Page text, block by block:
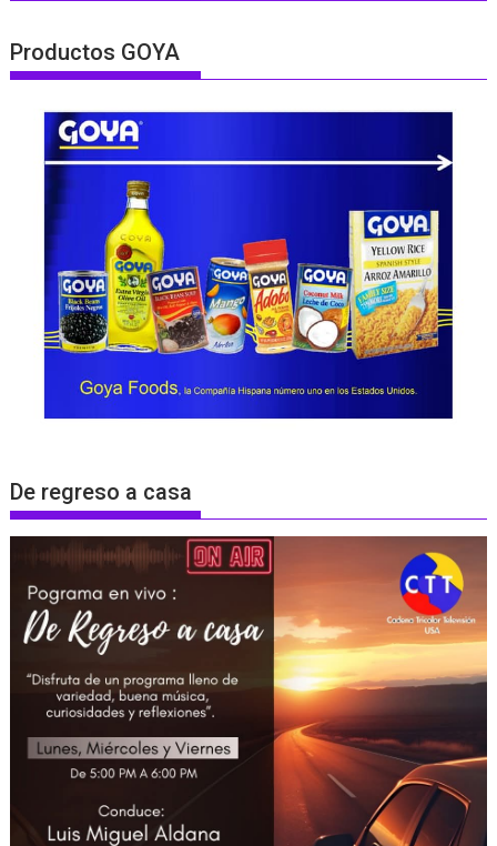
Productos GOYA
De regreso a casa